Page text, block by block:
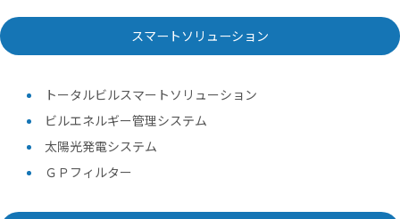
スマートソリューション
トータルビルスマートソリューション
ビルエネルギー管理システム
太陽光発電システム
ＧＰフィルター